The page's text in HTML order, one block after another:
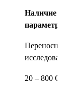
Наличие
параметров
Переносной
20 – 800 Ом